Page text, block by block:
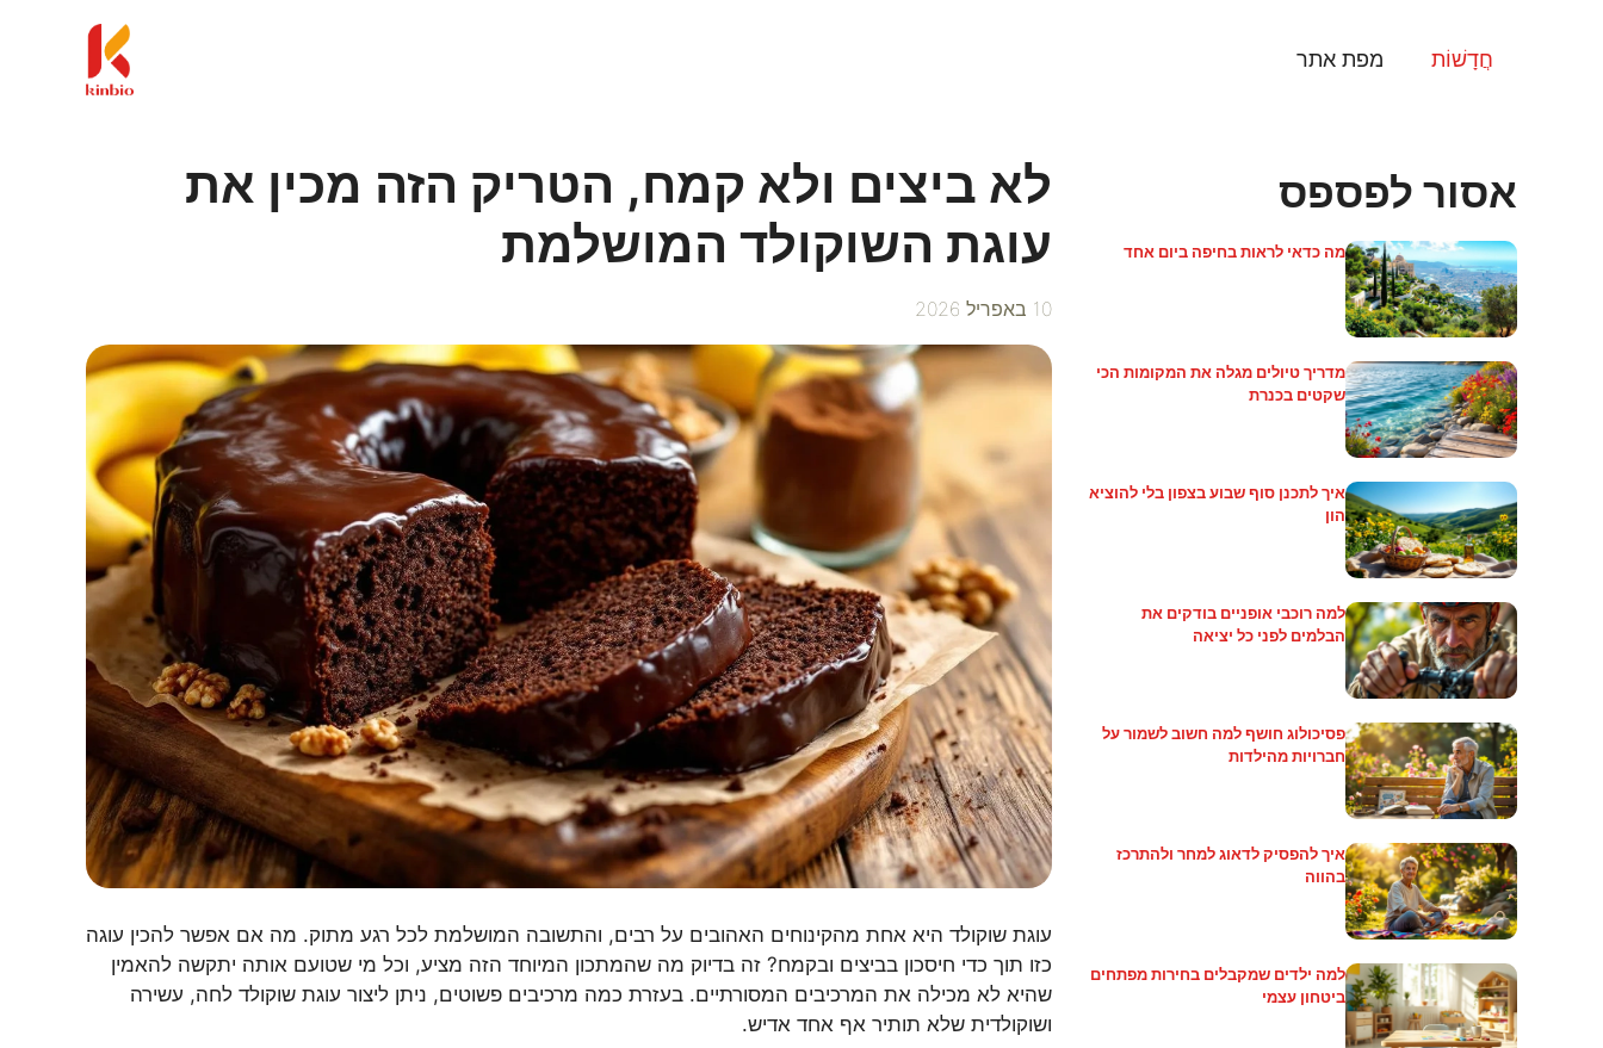
חֲדָשׁוֹת מפת אתר
לא ביצים ולא קמח, הטריק הזה מכין את
עוגת השוקולד המושלמת
10 באפריל 2026
עוגת שוקולד היא אחת מהקינוחים האהובים על רבים, והתשובה המושלמת לכל רגע מתוק. מה אם אפשר להכין עוגה
כזו תוך כדי חיסכון בביצים ובקמח? זה בדיוק מה שהמתכון המיוחד הזה מציע, וכל מי שטועם אותה יתקשה להאמין
שהיא לא מכילה את המרכיבים המסורתיים. בעזרת כמה מרכיבים פשוטים, ניתן ליצור עוגת שוקולד לחה, עשירה
ושוקולדית שלא תותיר אף אחד אדיש.
אסור לפספס
מה כדאי לראות בחיפה ביום אחד
מדריך טיולים מגלה את המקומות הכי
שקטים בכנרת
איך לתכנן סוף שבוע בצפון בלי להוציא
הון
למה רוכבי אופניים בודקים את
הבלמים לפני כל יציאה
פסיכולוג חושף למה חשוב לשמור על
חברויות מהילדות
איך להפסיק לדאוג למחר ולהתרכז
בהווה
למה ילדים שמקבלים בחירות מפתחים
ביטחון עצמי